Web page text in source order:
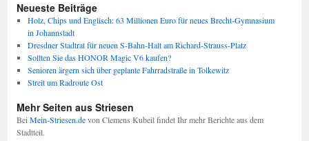
Neueste Beiträge
Holz, Chips und Englisch: 63 Millionen Euro für neues Brecht-Gymnasium
in Johannstadt
Dresdner Stadtrat für neuen S-Bahn-Halt am Richard-Strauss-Platz
Sollten Sie das HONOR Magic V6 kaufen?
Senioren ärgern sich über geplante Fahrradstraße in Tolkewitz
Streit um Radroute Ost
Mehr Seiten aus Striesen
BeiMein-Striesen.devon Clemens Kubeil findet Ihr mehr Berichte aus dem
Stadtteil.